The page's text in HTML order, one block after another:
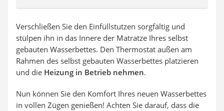
Verschließen Sie den Einfüllstutzen sorgfältig und
stülpen ihn in das Innere der Matratze Ihres selbst
gebauten Wasserbettes. Den Thermostat außen am
Rahmen des selbst gebauten Wasserbettes platzieren
und die Heizung in Betrieb nehmen.
Nun können Sie den Komfort Ihres neuen Wasserbettes
in vollen Zügen genießen! Achten Sie darauf, dass die